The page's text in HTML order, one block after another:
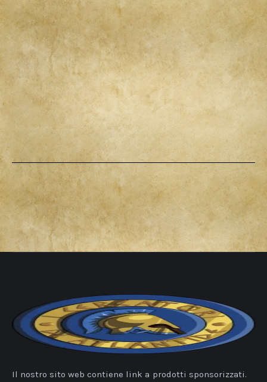
Il nostro sito web contiene link a prodotti sponsorizzati.